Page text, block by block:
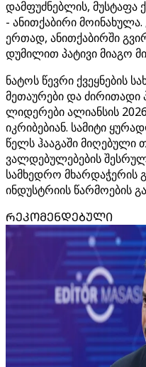
დამფუძნებლის, მუსტაფა
- ანითქაბირი
ერთად, ანითქაბირში
დუმილით პატივი მიაგო
ნატოს წევრი ქვეყნების
მეთაურები და ძირითადი
ლიდერები ალიანსის
იკრიბებიან. სამიტი
წელს ჰააგაში მიღებული
ვალდებულებების
სამხედრო მხარდაჭერის
ინდუსტრიის წარმოების
ᲠᲔᲙᲝᲛᲔᲜᲓᲔᲑᲣᲚᲘ